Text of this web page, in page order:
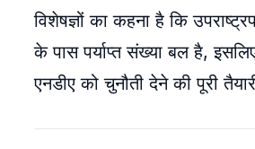
विशेषज्ञों का कहना है कि
के पास पर्याप्त संख्या बल है,
एनडीए को चुनौती देने की पूरी